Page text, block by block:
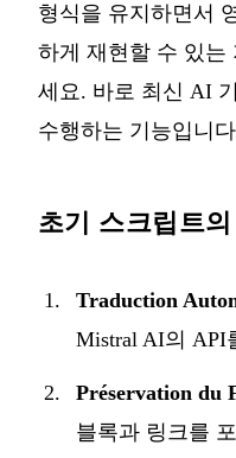
형식을 유지하면서
하게 재현할 수 있는
세요. 바로 최신 AI
수행하는 기능입니
초기 스크립트
Traduction
Mistral AI의 API
Préservation du
블록과 링크를